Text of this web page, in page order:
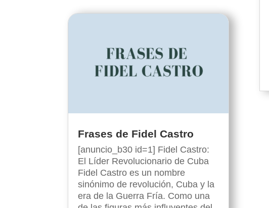
Frases de Fidel Castro
[anuncio_b30 id=1] Fidel Castro:
El Líder Revolucionario de Cuba
Fidel Castro es un nombre
sinónimo de revolución, Cuba y la
era de la Guerra Fría. Como una